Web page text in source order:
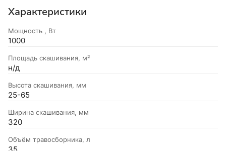
Характеристики
Мощность , Вт
1000
Площадь скашивания, м²
н/д
Высота скашивания, мм
25-65
Ширина скашивания, мм
320
Объём травосборника, л